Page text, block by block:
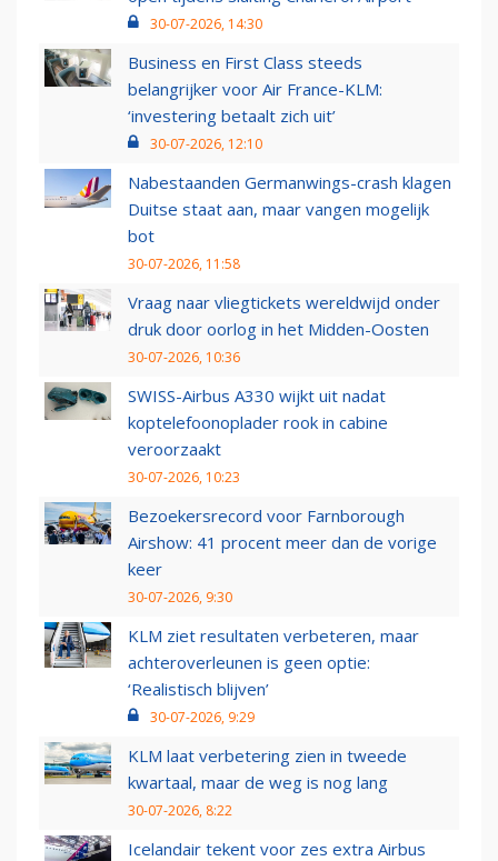
30-07-2026, 14:30
Business en First Class steeds
belangrijker voor Air France-KLM:
‘investering betaalt zich uit’
30-07-2026, 12:10
Nabestaanden Germanwings-crash klagen
Duitse staat aan, maar vangen mogelijk
bot
30-07-2026, 11:58
Vraag naar vliegtickets wereldwijd onder
druk door oorlog in het Midden-Oosten
30-07-2026, 10:36
SWISS-Airbus A330 wijkt uit nadat
koptelefoonoplader rook in cabine
veroorzaakt
30-07-2026, 10:23
Bezoekersrecord voor Farnborough
Airshow: 41 procent meer dan de vorige
keer
30-07-2026, 9:30
KLM ziet resultaten verbeteren, maar
achteroverleunen is geen optie:
‘Realistisch blijven’
30-07-2026, 9:29
KLM laat verbetering zien in tweede
kwartaal, maar de weg is nog lang
30-07-2026, 8:22
Icelandair tekent voor zes extra Airbus